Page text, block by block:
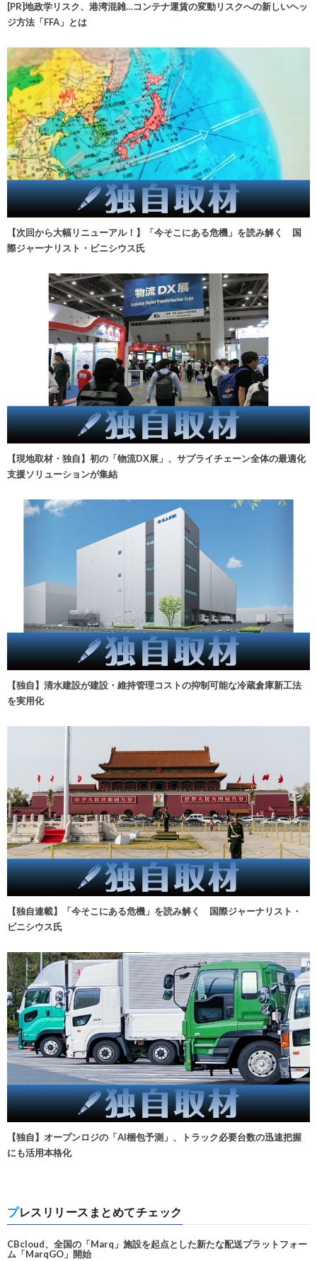
[PR]地政学リスク、港湾混雑…コンテナ運賃の変動リスクへの新しいヘッ
ジ方法「FFA」とは
【次回から大幅リニューアル！】「今そこにある危機」を読み解く 国
際ジャーナリスト・ビニシウス氏
【現地取材・独自】初の「物流DX展」、サプライチェーン全体の最適化
支援ソリューションが集結
【独自】清水建設が建設・維持管理コストの抑制可能な冷蔵倉庫新工法
を実用化
【独自連載】「今そこにある危機」を読み解く 国際ジャーナリスト・
ビニシウス氏
【独自】オープンロジの「AI梱包予測」、トラック必要台数の迅速把握
にも活用本格化
プレスリリースまとめてチェック
CBcloud、全国の「Marq」施設を起点とした新たな配送プラットフォー
ム「MarqGO」開始